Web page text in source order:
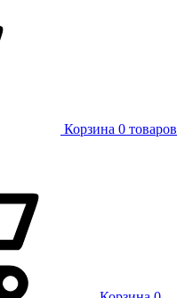
Корзина 0 товаров